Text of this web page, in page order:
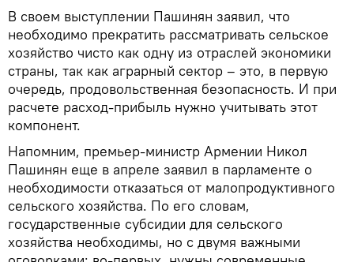
В своем выступлении Пашинян заявил, что
необходимо прекратить рассматривать сельское
хозяйство чисто как одну из отраслей экономики
страны, так как аграрный сектор – это, в первую
очередь, продовольственная безопасность. И при
расчете расход-прибыль нужно учитывать этот
компонент.
Напомним, премьер-министр Армении Никол
Пашинян еще в апреле заявил в парламенте о
необходимости отказаться от малопродуктивного
сельского хозяйства. По его словам,
государственные субсидии для сельского
хозяйства необходимы, но с двумя важными